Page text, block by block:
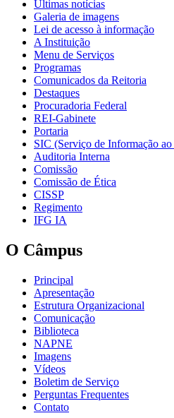
Últimas notícias
Galeria de imagens
Lei de acesso à informação
A Instituição
Menu de Serviços
Programas
Comunicados da Reitoria
Destaques
Procuradoria Federal
REI-Gabinete
Portaria
SIC (Serviço de Informação
Auditoria Interna
Comissão
Comissão de Ética
CISSP
Regimento
IFG IA
O Câmpus
Principal
Apresentação
Estrutura Organizacional
Comunicação
Biblioteca
NAPNE
Imagens
Vídeos
Boletim de Serviço
Perguntas Frequentes
Contato